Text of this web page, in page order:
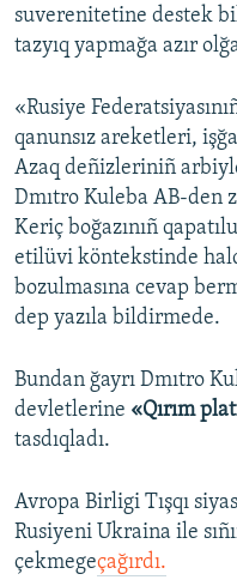
suverenitetine destek
tazyıq yapmağa azır
«Rusiye
qanunsız areketleri,
Azaq deñizleriniñ
Dmıtro Kuleba AB-den
Keriç boğazınıñ
etilüvi köntekstinde
bozulmasına cevap
dep yazıla bildirmede.
Bundan ğayrı Dmıtro
devletlerine «Qırım
tasdıqladı.
Avropa Birligi Tışqı
Rusiyeni Ukraina ile
çekmegeçağırdı.